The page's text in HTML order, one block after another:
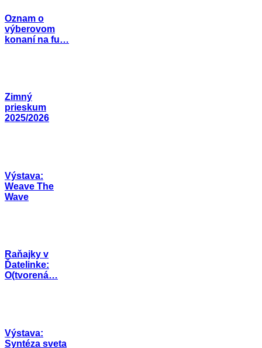
Oznam o
výberovom
konaní na fu…
Zimný
prieskum
2025/2026
Výstava:
Weave The
Wave
Raňajky v
Ďatelinke:
O(tvorená…
Výstava:
Syntéza sveta